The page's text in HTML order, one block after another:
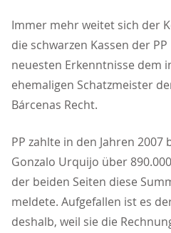
Immer mehr weitet sich der
die schwarzen Kassen der
neuesten Erkenntnisse dem
ehemaligen Schatzmeister
Bárcenas Recht.
PP zahlte in den Jahren
Gonzalo Urquijo über
der beiden Seiten diese
meldete. Aufgefallen ist es
deshalb, weil sie die